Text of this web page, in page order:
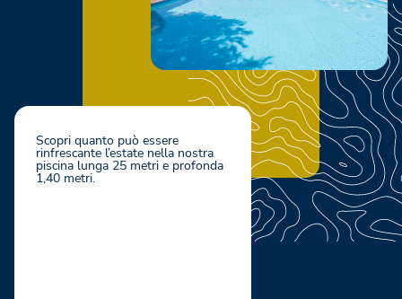
Scopri quanto può essere
rinfrescante l’estate nella nostra
piscina lunga 25 metri e profonda
1,40 metri.